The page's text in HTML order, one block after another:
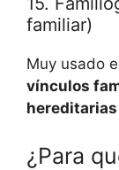
familiar)
Muy usado
vínculos
hereditarias
¿Para